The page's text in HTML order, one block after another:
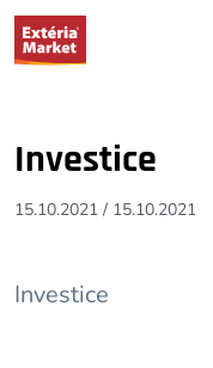
Investice
15.10.2021 / 15.10.2021
Investice